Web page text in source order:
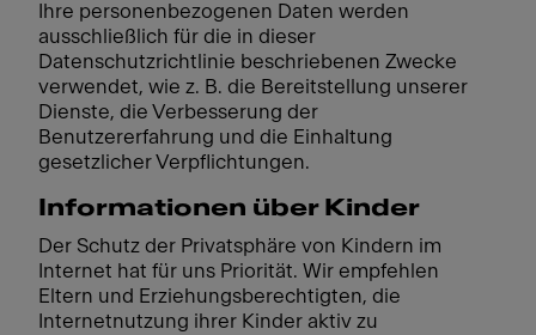
Ihre personenbezogenen Daten werden
ausschließlich für die in dieser
Datenschutzrichtlinie beschriebenen Zwecke
verwendet, wie z. B. die Bereitstellung unserer
Dienste, die Verbesserung der
Benutzererfahrung und die Einhaltung
gesetzlicher Verpflichtungen.
Informationen über Kinder
Der Schutz der Privatsphäre von Kindern im
Internet hat für uns Priorität. Wir empfehlen
Eltern und Erziehungsberechtigten, die
Internetnutzung ihrer Kinder aktiv zu